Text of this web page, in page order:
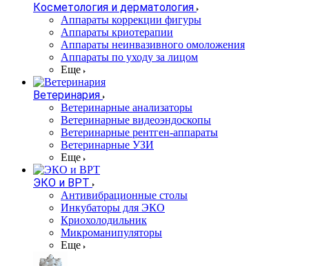
Косметология и дерматология
Аппараты коррекции фигуры
Аппараты криотерапии
Аппараты неинвазивного омоложения
Аппараты по уходу за лицом
Еще
Ветеринария
Ветеринарные анализаторы
Ветеринарные видеоэндоскопы
Ветеринарные рентген-аппараты
Ветеринарные УЗИ
Еще
ЭКО и ВРТ
Антивибрационные столы
Инкубаторы для ЭКО
Криохолодильник
Микроманипуляторы
Еще